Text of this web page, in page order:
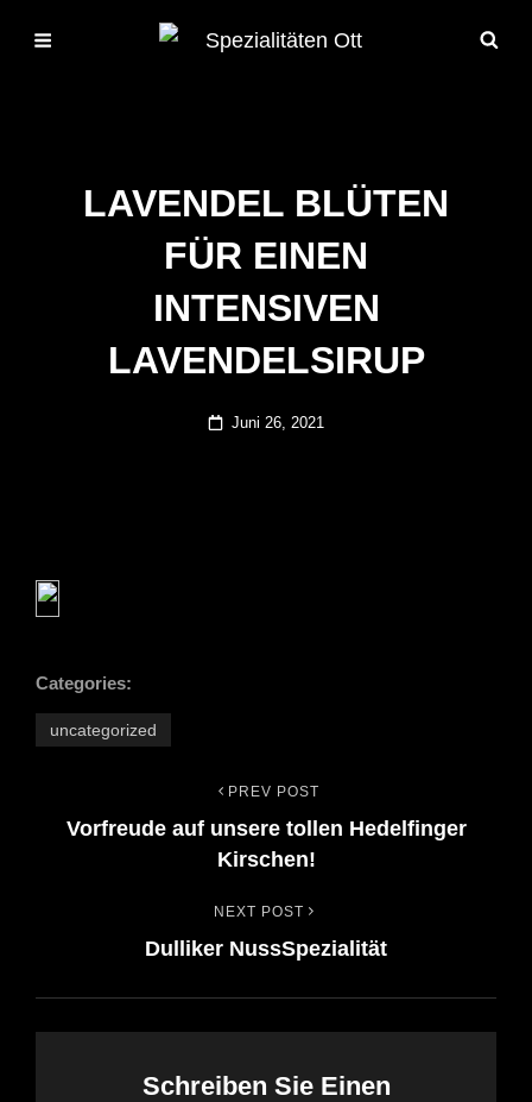
LAVENDEL BLÜTEN
FÜR EINEN
INTENSIVEN
LAVENDELSIRUP
Posted
Juni 26, 2021
Categories:
uncategorized
Navigation
Post
PREV POST
Vorfreude auf unsere tollen Hedelfinger
Kirschen!
NEXT POST
Dulliker NussSpezialität
Schreiben Sie Einen